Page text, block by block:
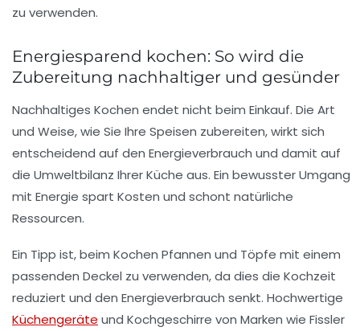
zu verwenden.
Energiesparend kochen: So wird die
Zubereitung nachhaltiger und gesünder
Nachhaltiges Kochen endet nicht beim Einkauf. Die Art
und Weise, wie Sie Ihre Speisen zubereiten, wirkt sich
entscheidend auf den Energieverbrauch und damit auf
die Umweltbilanz Ihrer Küche aus. Ein bewusster Umgang
mit Energie spart Kosten und schont natürliche
Ressourcen.
Ein Tipp ist, beim Kochen Pfannen und Töpfe mit einem
passenden Deckel zu verwenden, da dies die Kochzeit
reduziert und den Energieverbrauch senkt. Hochwertige
Küchengeräte und Kochgeschirre von Marken wie Fissler